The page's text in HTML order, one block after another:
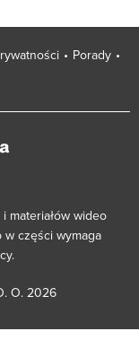
Porady
materiałów wideo
części wymaga
O. 2026